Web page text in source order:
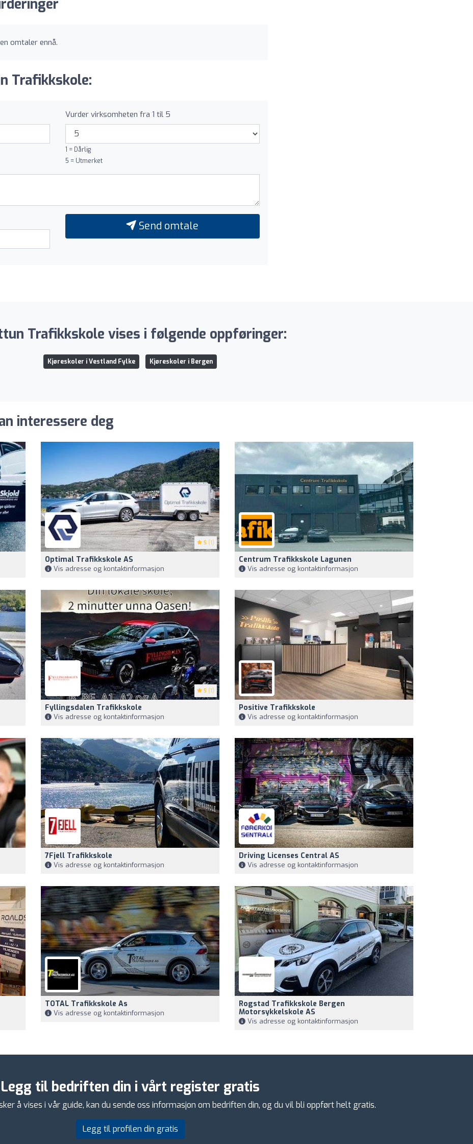
omtaler ennå.
Trafikkskole:
Vurder virksomheten fra 1 til 5
1 = Dårlig
5 = Utmerket
Send omtale
Trafikkskole vises i følgende oppføringer:
Kjøreskoler i Vestland Fylke Kjøreskoler i Bergen
interessere deg
5 (1)
Optimal Trafikkskole AS
Vis adresse og kontaktinformasjon
Centrum Trafikkskole Lagunen
Vis adresse og kontaktinformasjon
5 (1)
Fyllingsdalen Trafikkskole
Vis adresse og kontaktinformasjon
Positive Trafikkskole
Vis adresse og kontaktinformasjon
7Fjell Trafikkskole
Vis adresse og kontaktinformasjon
Driving Licenses Central AS
Vis adresse og kontaktinformasjon
TOTAL Trafikkskole As
Vis adresse og kontaktinformasjon
Rogstad Trafikkskole Bergen
Motorsykkelskole AS
Vis adresse og kontaktinformasjon
Legg til bedriften din i vårt register gratis
å vises i vår guide, kan du sende oss informasjon om bedriften din, og du vil bli oppført helt gratis.
Legg til profilen din gratis